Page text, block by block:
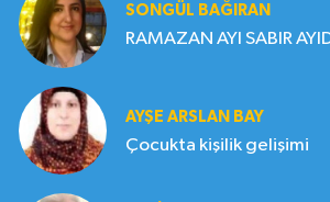
SONGÜL BAĞIRAN
RAMAZAN AYI SABIR
AYŞE ARSLAN BAY
Çocukta kişilik gelişimi